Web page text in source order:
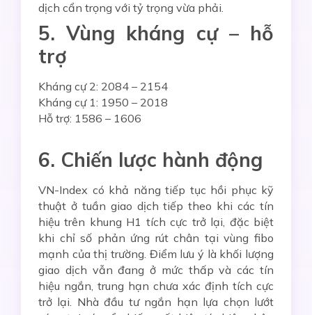
dịch cẩn trọng với tỷ trọng vừa phải.
5. Vùng kháng cự – hỗ
trợ
Kháng cự 2: 2084 – 2154
Kháng cự 1: 1950 – 2018
Hỗ trợ: 1586 – 1606
6. Chiến lược hành động
VN-Index có khả năng tiếp tục hồi phục kỹ
thuật ở tuần giao dịch tiếp theo khi các tín
hiệu trên khung H1 tích cực trở lại, đặc biệt
khi chỉ số phản ứng rút chân tại vùng fibo
mạnh của thị trường. Điểm lưu ý là khối lượng
giao dịch vẫn đang ở mức thấp và các tín
hiệu ngắn, trung hạn chưa xác định tích cực
trở lại. Nhà đầu tư ngắn hạn lựa chọn lướt